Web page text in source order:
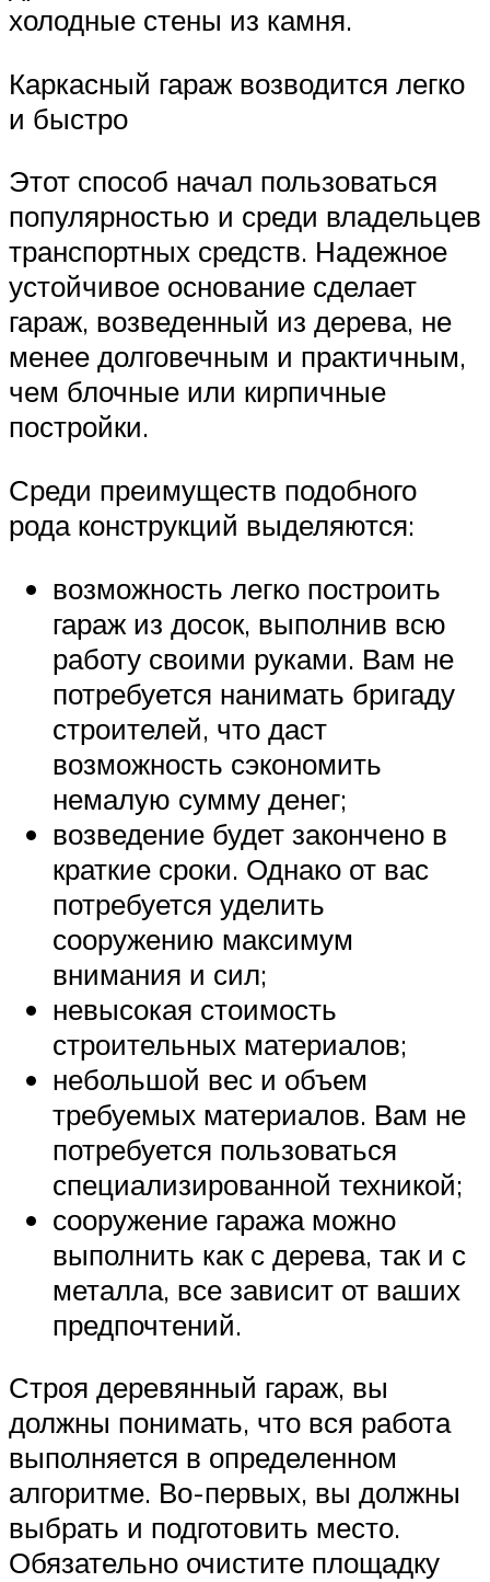
холодные стены из камня.
Каркасный гараж возводится легко
и быстро
Этот способ начал пользоваться
популярностью и среди владельцев
транспортных средств. Надежное
устойчивое основание сделает
гараж, возведенный из дерева, не
менее долговечным и практичным,
чем блочные или кирпичные
постройки.
Среди преимуществ подобного
рода конструкций выделяются:
возможность легко построить
гараж из досок, выполнив всю
работу своими руками. Вам не
потребуется нанимать бригаду
строителей, что даст
возможность сэкономить
немалую сумму денег;
возведение будет закончено в
краткие сроки. Однако от вас
потребуется уделить
сооружению максимум
внимания и сил;
невысокая стоимость
строительных материалов;
небольшой вес и объем
требуемых материалов. Вам не
потребуется пользоваться
специализированной техникой;
сооружение гаража можно
выполнить как с дерева, так и с
металла, все зависит от ваших
предпочтений.
Строя деревянный гараж, вы
должны понимать, что вся работа
выполняется в определенном
алгоритме. Во-первых, вы должны
выбрать и подготовить место.
Обязательно очистите площадку